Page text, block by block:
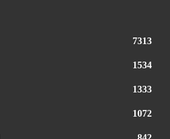
7313
1534
1333
1072